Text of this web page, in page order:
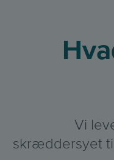
Vi
skræddersyet